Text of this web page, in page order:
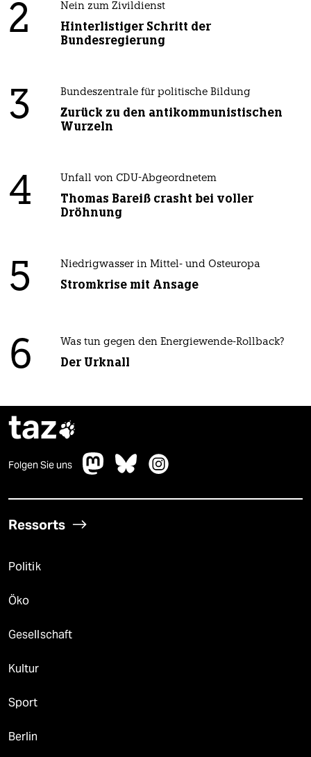
2 Nein zum Zivildienst
Hinterlistiger Schritt der
Bundesregierung
3 Bundeszentrale für politische Bildung
Zurück zu den antikommunistischen
Wurzeln
4 Unfall von CDU-Abgeordnetem
Thomas Bareiß crasht bei voller
Dröhnung
5 Niedrigwasser in Mittel- und Osteuropa
Stromkrise mit Ansage
6 Was tun gegen den Energiewende-Rollback?
Der Urknall
taz
Folgen Sie uns
Ressorts
Politik
Öko
Gesellschaft
Kultur
Sport
Berlin